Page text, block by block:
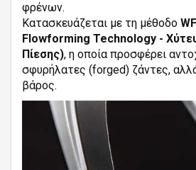
φρένων.
Κατασκευάζεται με τη μέθοδο
Flowforming Technology -
Πίεσης), η οποία προσφέρει
σφυρήλατες (forged) ζάντες,
βάρος.